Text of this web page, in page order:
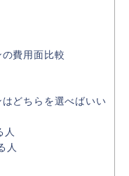
費用面比較
どちらを選べばいい
人
人